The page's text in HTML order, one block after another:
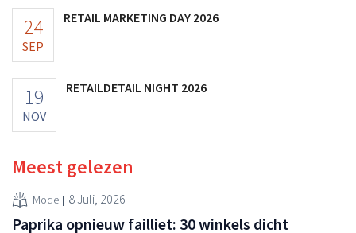
24
SEP
RETAIL MARKETING DAY 2026
19
NOV
RETAILDETAIL NIGHT 2026
Meest gelezen
Mode 8 Juli, 2026
Paprika opnieuw failliet: 30 winkels dicht